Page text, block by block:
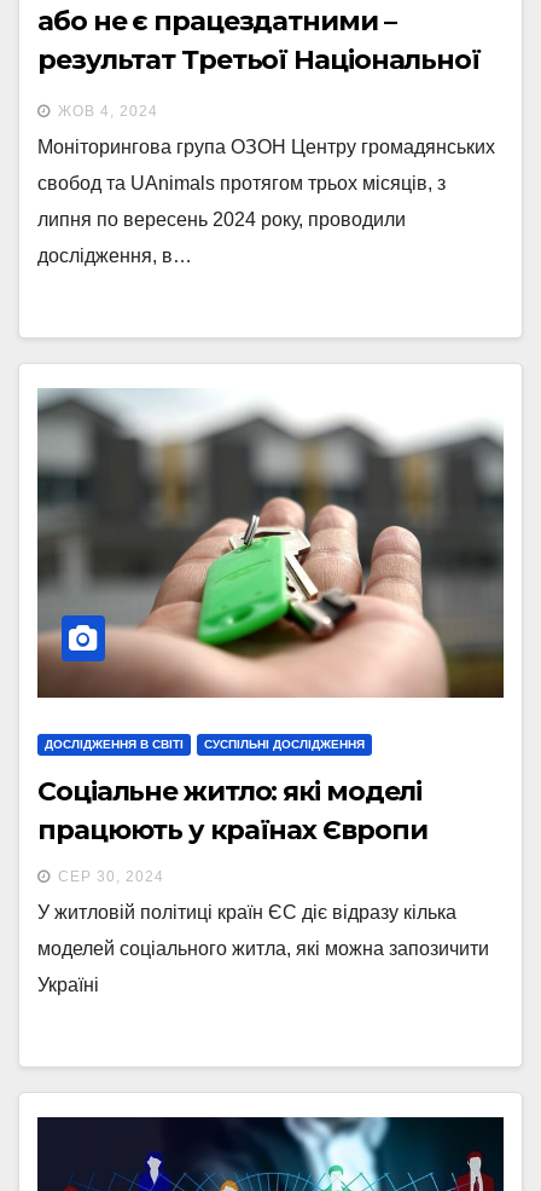
або не є працездатними –
результат Третьої Національної
кампанії моніторингу укриттів
ЖОВ 4, 2024
Моніторингова група ОЗОН Центру громадянських
свобод та UAnimals протягом трьох місяців, з
липня по вересень 2024 року, проводили
дослідження, в…
ДОСЛІДЖЕННЯ В СВІТІ СУСПІЛЬНІ ДОСЛІДЖЕННЯ
Соціальне житло: які моделі
працюють у країнах Європи
СЕР 30, 2024
У житловій політиці країн ЄС діє відразу кілька
моделей соціального житла, які можна запозичити
Україні